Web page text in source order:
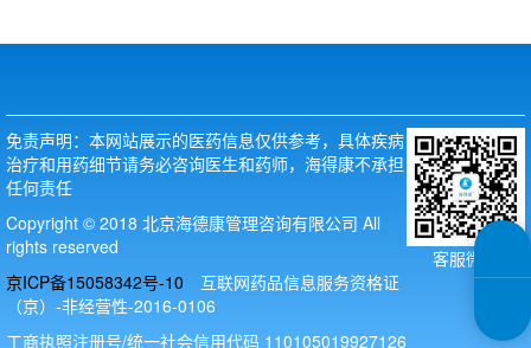
客服微信
免责声明：本网站展示的医药信息仅供参考，具体疾病
治疗和用药细节请务必咨询医生和药师，海得康不承担
任何责任
Copyright © 2018 北京海德康管理咨询有限公司 All
rights reserved
京ICP备15058342号-10 互联网药品信息服务资格证
（京）-非经营性-2016-0106
工商执照注册号/统一社会信用代码 110105019927126